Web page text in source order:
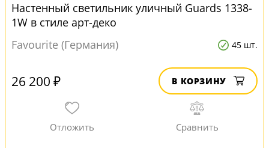
Настенный светильник уличный Guards 1338-
1W в стиле арт-деко
Favourite (Германия)
45 шт.
26 200 ₽ В КОРЗИНУ